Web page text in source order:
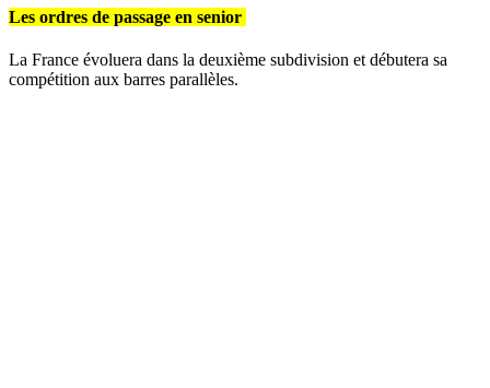
Les ordres de passage en senior
La France évoluera dans la deuxième subdivision et débutera sa
compétition aux barres parallèles.